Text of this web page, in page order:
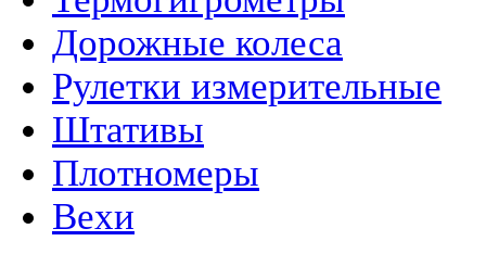
Дорожные колеса
Рулетки измерительные
Штативы
Плотномеры
Вехи